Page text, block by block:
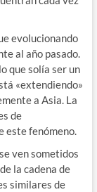
evolucionando
al año pasado.
que solía ser un
«extendiendo»
a Asia. La
de
este fenómeno.
ven sometidos
la cadena de
similares de